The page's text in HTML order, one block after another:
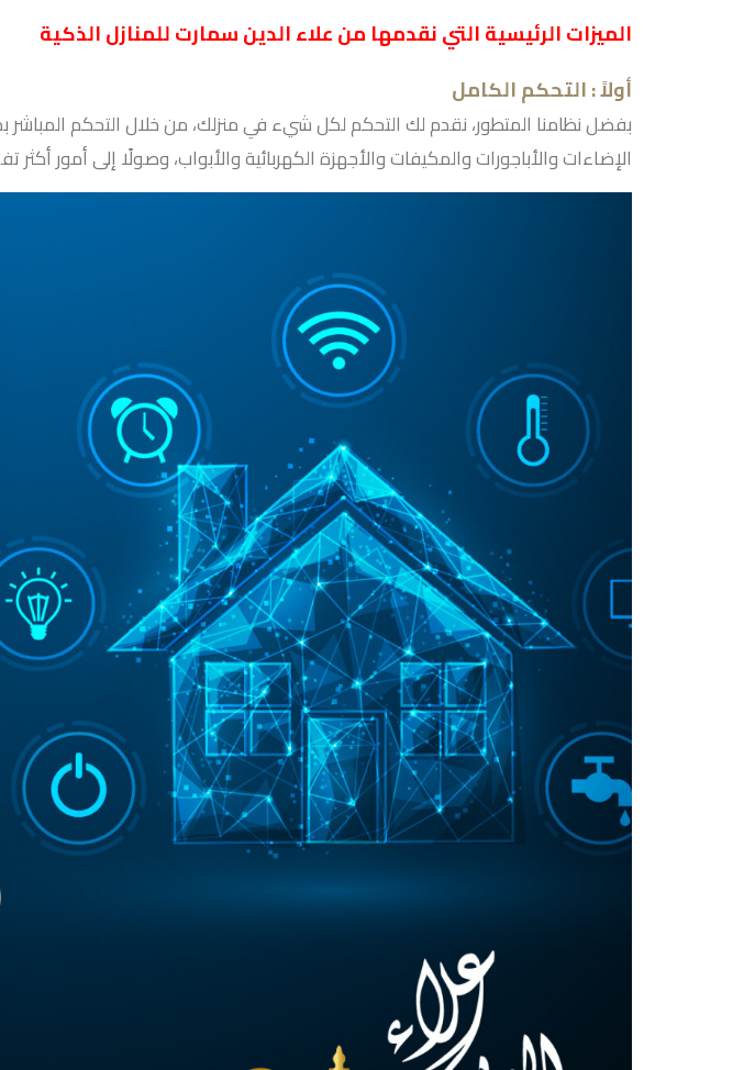
الميزات الرئيسية التي نقدمها من علاء الدين سمارت للمنازل الذكية
أولاً : التحكم الكامل
بفضل نظامنا المتطور، نقدم لك التحكم لكل شيء في منزلك، من خلال التحكم
الإضاءات والأباجورات والمكيفات والأجهزة الكهربائية والأبواب، وصولًا إلى أمور